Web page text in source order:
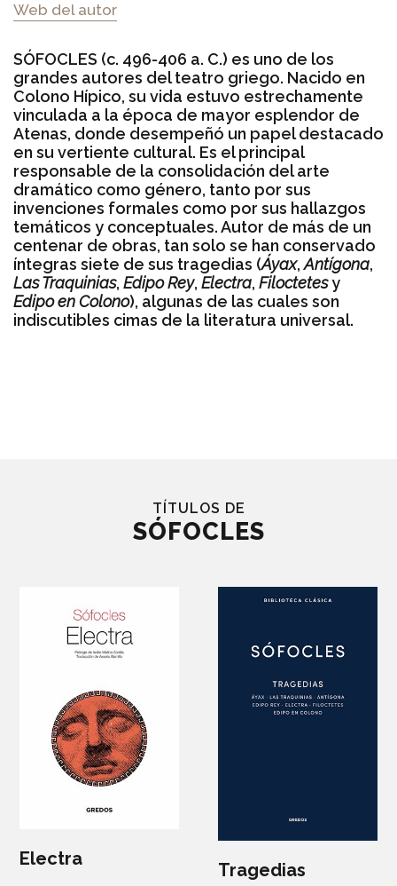
Web del autor
SÓFOCLES (c. 496-406 a. C.) es uno de los
grandes autores del teatro griego. Nacido en
Colono Hípico, su vida estuvo estrechamente
vinculada a la época de mayor esplendor de
Atenas, donde desempeñó un papel destacado
en su vertiente cultural. Es el principal
responsable de la consolidación del arte
dramático como género, tanto por sus
invenciones formales como por sus hallazgos
temáticos y conceptuales. Autor de más de un
centenar de obras, tan solo se han conservado
íntegras siete de sus tragedias (Áyax,Antígona,
Las Traquinias, Edipo Rey, Electra, Filoctetesy
Edipo en Colono), algunas de las cuales son
indiscutibles cimas de la literatura universal.
TÍTULOS DE
SÓFOCLES
Electra
Tragedias